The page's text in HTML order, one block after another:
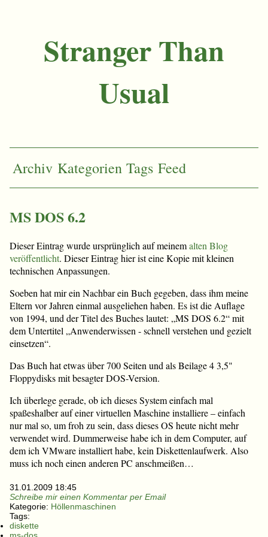
Stranger Than
Usual
Archiv Kategorien Tags Feed
MS DOS 6.2
Dieser Eintrag wurde ursprünglich auf meinemalten Blog
veröffentlicht. Dieser Eintrag hier ist eine Kopie mit kleinen
technischen Anpassungen.
Soeben hat mir ein Nachbar ein Buch gegeben, dass ihm meine
Eltern vor Jahren einmal ausgeliehen haben. Es ist die Auflage
von 1994, und der Titel des Buches lautet: „MS DOS 6.2“ mit
dem Untertitel „Anwenderwissen - schnell verstehen und gezielt
einsetzen“.
Das Buch hat etwas über 700 Seiten und als Beilage 4 3,5"
Floppydisks mit besagter DOS-Version.
Ich überlege gerade, ob ich dieses System einfach mal
spaßeshalber auf einer virtuellen Maschine installiere – einfach
nur mal so, um froh zu sein, dass dieses OS heute nicht mehr
verwendet wird. Dummerweise habe ich in dem Computer, auf
dem ich VMware installiert habe, kein Diskettenlaufwerk. Also
muss ich noch einen anderen PC anschmeißen…
31.01.2009 18:45
Schreibe mir einen Kommentar per Email
Kategorie: Höllenmaschinen
Tags:
diskette